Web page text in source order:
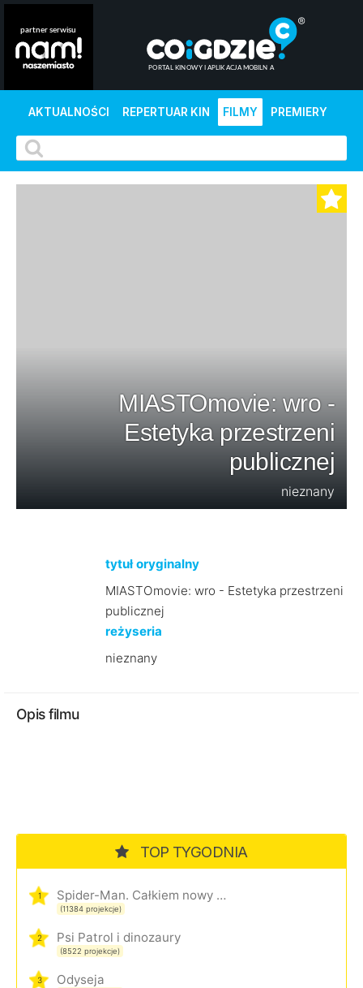
AKTUALNOŚCI REPERTUAR KIN FILMY PREMIERY
MIASTOmovie: wro -
Estetyka przestrzeni
publicznej
nieznany
tytuł oryginalny
MIASTOmovie: wro - Estetyka przestrzeni
publicznej
reżyseria
nieznany
Opis filmu
TOP TYGODNIA
1 Spider-Man. Całkiem nowy dzień
(11384 projekcje)
2 Psi Patrol i dinozaury
(8522 projekcje)
3 Odyseja